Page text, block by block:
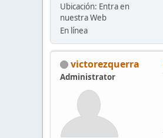
Ubicación: Entra en
nuestra Web
En línea
victorezquerra
Administrator